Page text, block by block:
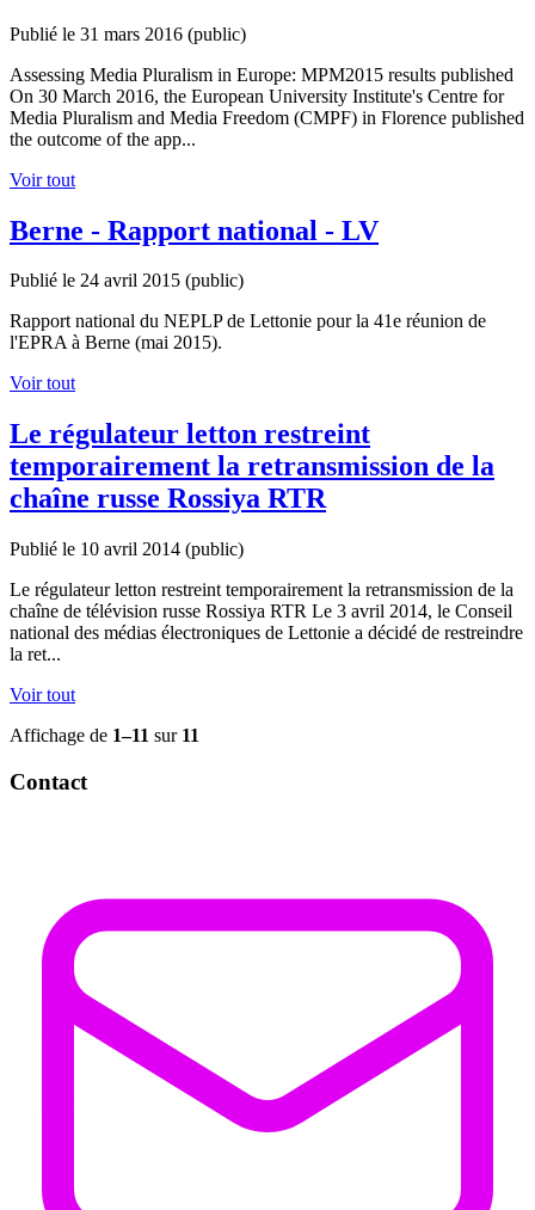
Publié le 31 mars 2016 (public)
Assessing Media Pluralism in Europe: MPM2015 results published
On 30 March 2016, the European University Institute's Centre for
Media Pluralism and Media Freedom (CMPF) in Florence published
the outcome of the app...
Voir tout
Berne - Rapport national - LV
Publié le 24 avril 2015 (public)
Rapport national du NEPLP de Lettonie pour la 41e réunion de
l'EPRA à Berne (mai 2015).
Voir tout
Le régulateur letton restreint
temporairement la retransmission de la
chaîne russe Rossiya RTR
Publié le 10 avril 2014 (public)
Le régulateur letton restreint temporairement la retransmission de la
chaîne de télévision russe Rossiya RTR Le 3 avril 2014, le Conseil
national des médias électroniques de Lettonie a décidé de restreindre
la ret...
Voir tout
Affichage de 1–11 sur 11
Contact